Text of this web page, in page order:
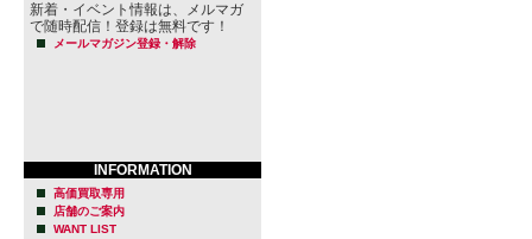
新着・イベント情報は、メルマガ
で随時配信！登録は無料です！
メールマガジン登録・解除
INFORMATION
高価買取専用
店舗のご案内
WANT LIST